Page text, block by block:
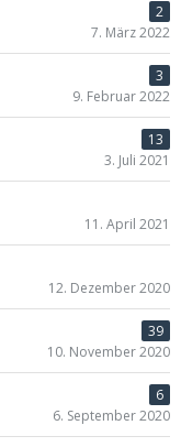
2
7. März 2022
3
9. Februar 2022
13
3. Juli 2021
11. April 2021
12. Dezember 2020
39
10. November 2020
6
6. September 2020